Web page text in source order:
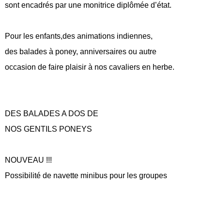
sont encadrés par une monitrice diplômée d’état.
Pour les enfants,des animations indiennes,
des balades à poney, anniversaires ou autre
occasion de faire plaisir à nos cavaliers en herbe.
DES BALADES A DOS DE
NOS GENTILS PONEYS
NOUVEAU !!!
Possibilité de navette minibus pour les groupes